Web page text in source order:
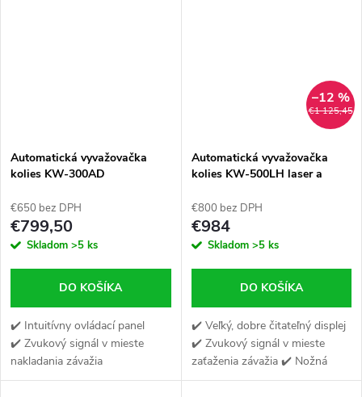
Automatická vyvažovačka
kolies KW-300AD
€650 bez DPH
€799,50
Skladom >5 ks
DO KOŠÍKA
✔️ Intuitívny ovládací panel
✔️ Zvukový signál v mieste
nakladania závažia
✔️ Autodiagnostika stroja
€1 125,45
–12 %
Automatická vyvažovačka
kolies KW-500LH laser a
€800 bez DPH
€984
Skladom >5 ks
DO KOŠÍKA
✔️ Veľký, dobre čitateľný displej
✔️ Zvukový signál v mieste
zaťaženia závažia ✔️ Nožná
brzda